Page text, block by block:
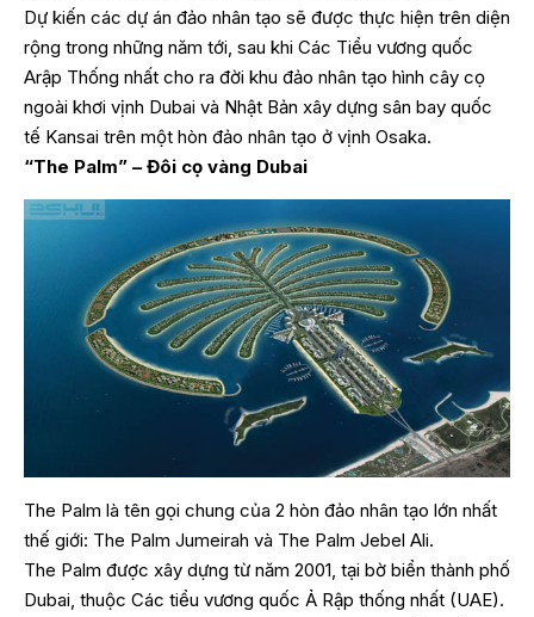
Dự kiến các dự án đảo nhân tạo sẽ được thực hiện trên diện
rộng trong những năm tới, sau khi Các Tiểu vương quốc
Arập Thống nhất cho ra đời khu đảo nhân tạo hình cây cọ
ngoài khơi vịnh Dubai và Nhật Bản xây dựng sân bay quốc
tế Kansai trên một hòn đảo nhân tạo ở vịnh Osaka.
“The Palm” – Đôi cọ vàng Dubai
The Palm là tên gọi chung của 2 hòn đảo nhân tạo lớn nhất
thế giới: The Palm Jumeirah và The Palm Jebel Ali.
The Palm được xây dựng từ năm 2001, tại bờ biển thành phố
Dubai, thuộc Các tiểu vương quốc Ả Rập thống nhất (UAE).